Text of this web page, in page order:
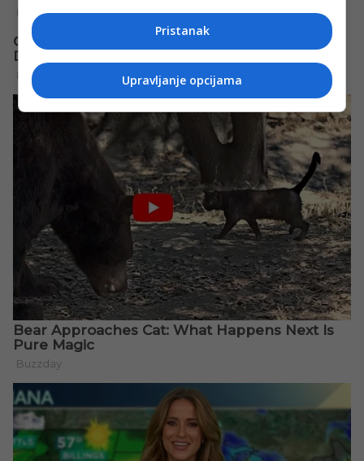
Pristanak
Upravljanje opcijama